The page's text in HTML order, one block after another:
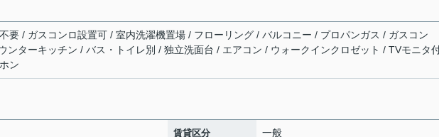
要 / ガスコンロ設置可 / 室内洗濯機置場 / フローリング / バルコニー / プロパンガス / ガスコン
ンターキッチン / バス・トイレ別 / 独立洗面台 / エアコン / ウォークインクロゼット / TVモニタ
ン
賃貸区分 一般